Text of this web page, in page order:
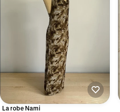
La robe Nami